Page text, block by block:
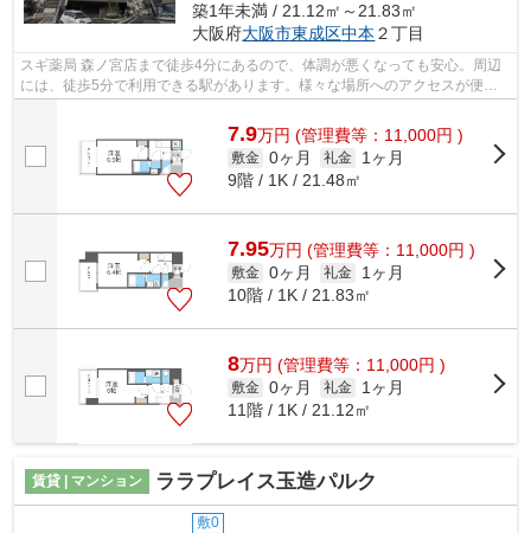
築1年未満 / 21.12㎡～21.83㎡
大阪府大阪市東成区中本 ２丁目
スギ薬局 森ノ宮店まで徒歩4分にあるので、体調が悪くなっても安心。周辺
には、徒歩5分で利用できる駅があります。様々な場所へのアクセスが便利
7.9万円 (管理費等：11,000円 )
敷金 0ヶ月 礼金
1ヶ月
9階 / 1K / 21.48㎡
7.95万円 (管理費等：11,000円 )
敷金 0ヶ月 礼金
1ヶ月
10階 / 1K / 21.83㎡
8万円 (管理費等：11,000円 )
敷金 0ヶ月 礼金
1ヶ月
11階 / 1K / 21.12㎡
賃貸 | マンション ララプレイス玉造パルク
敷0